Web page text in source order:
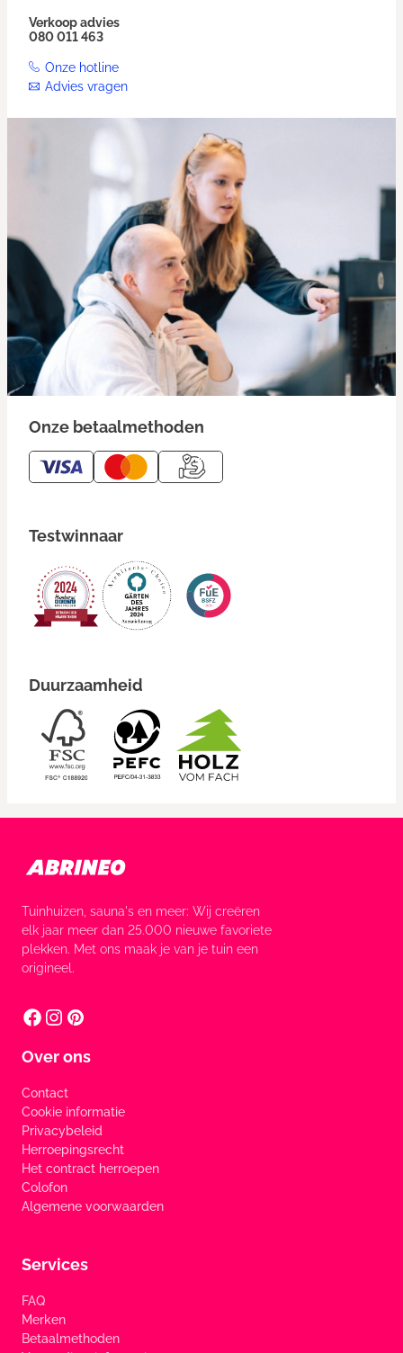
Verkoop advies
080 011 463
Onze hotline
Advies vragen
Onze betaalmethoden
Testwinnaar
Duurzaamheid
Tuinhuizen, sauna's en meer: Wij creëren
elk jaar meer dan 25.000 nieuwe favoriete
plekken. Met ons maak je van je tuin een
origineel.
Over ons
Contact
Cookie informatie
Privacybeleid
Herroepingsrecht
Het contract herroepen
Colofon
Algemene voorwaarden
Services
FAQ
Merken
Betaalmethoden